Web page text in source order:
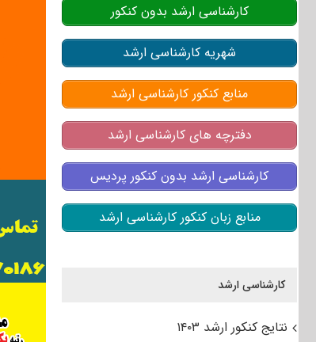
کارشناسی ارشد بدون کنکور
شهریه کارشناسی ارشد
منابع کنکور کارشناسی ارشد
دفترچه های کارشناسی ارشد
کارشناسی ارشد بدون کنکور پردیس
منابع زبان کنکور کارشناسی ارشد
کارشناسی ارشد
نتایج کنکور ارشد ۱۴۰۳